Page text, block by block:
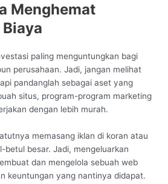
Menghemat
paling menguntungkan bagi
perusahaan. Jadi, jangan melihat
pandanglah sebagai aset yang
situs, program-program marketing
dengan lebih murah.
memasang iklan di koran atau
besar. Jadi, mengeluarkan
dan mengelola sebuah web
keuntungan yang nantinya didapat.